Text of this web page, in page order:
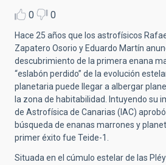
0 0
Hace 25 años que los astrofísicos
Zapatero Osorio y Eduardo Martín
descubrimiento de la primera enana
“eslabón perdido” de la evolución
planetaria puede llegar a albergar
la zona de habitabilidad. Intuyendo su
de Astrofísica de Canarias (IAC)
búsqueda de enanas marrones y
primer éxito fue Teide-1.
Situada en el cúmulo estelar de las